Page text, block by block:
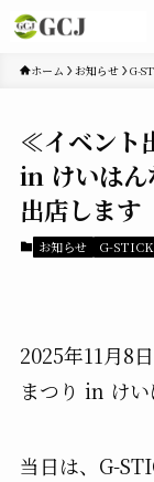
ホーム お知らせ G-
≪イベント
in けいはん
出店します
お知らせ G-STICK
2025年11月8
まつり in けい
当日は、G-